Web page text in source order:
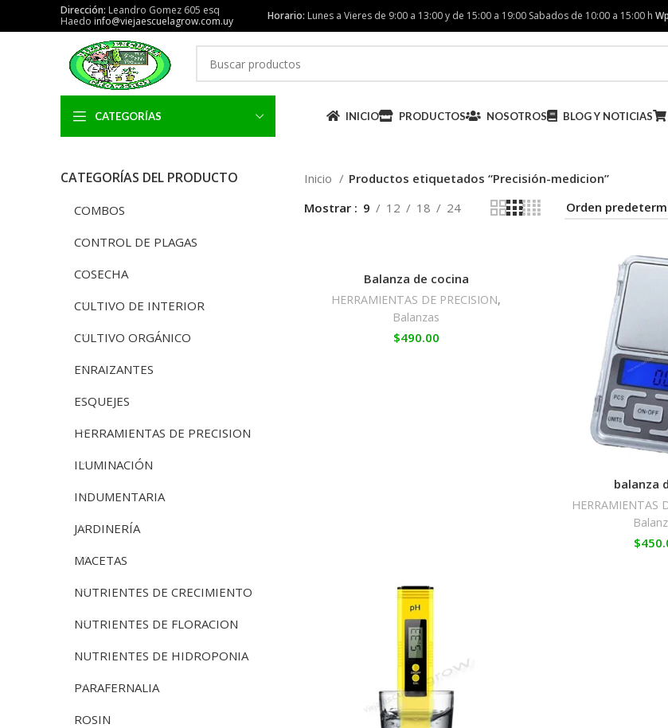
Dirección: Leandro Gomez 605 esq
Haedo info@viejaescuelagrow.com.uy Horario: Lunes a Vieres de 9:00 a 13:00 y de 15:00 a 19:00 Sabados de 10:00 a 15:00 h
CATEGORÍAS INICIO PRODUCTOS NOSOTROS BLOG Y NOTICIAS
CATEGORÍAS DEL PRODUCTO
COMBOS
CONTROL DE PLAGAS
COSECHA
CULTIVO DE INTERIOR
CULTIVO ORGÁNICO
ENRAIZANTES
ESQUEJES
HERRAMIENTAS DE PRECISION
ILUMINACIÓN
INDUMENTARIA
JARDINERÍA
MACETAS
NUTRIENTES DE CRECIMIENTO
NUTRIENTES DE FLORACION
NUTRIENTES DE HIDROPONIA
PARAFERNALIA
ROSIN
Inicio
Productos etiquetados “Precisión-medicion”
Mostrar
9 12 18 24
Balanza de cocina
HERRAMIENTAS DE PRECISION,
Balanzas
$490.00
balanza
HERRAMIENTAS
$